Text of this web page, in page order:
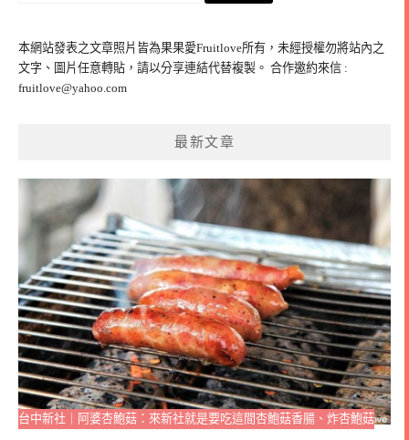
鍵
字:
本網站發表之文章照片皆為果果愛Fruitlove所有，未經授權勿將站內之
文字、圖片任意轉貼，請以分享連結代替複製。 合作邀約來信 :
fruitlove@yahoo.com
最新文章
台中新社｜阿婆杏鮑菇：來新社就是要吃這間杏鮑菇香腸、炸杏鮑菇